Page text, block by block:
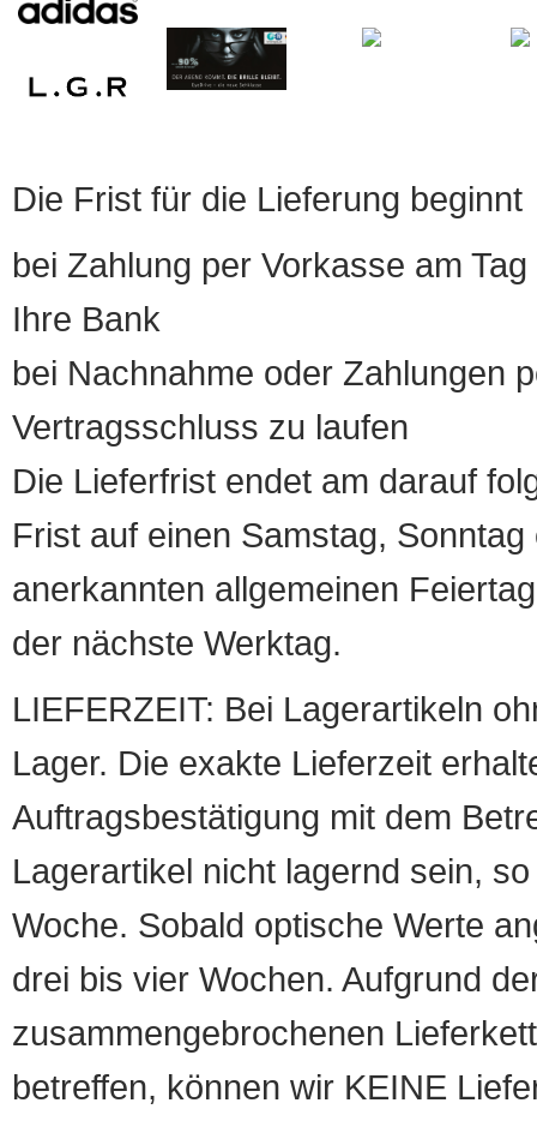
Die Frist für die Lieferung beginnt
bei Zahlung per Vorkasse am
Ihre Bank
bei Nachnahme oder Zahlungen
Vertragsschluss zu laufen
Die Lieferfrist endet am darauf
Frist auf einen Samstag,
anerkannten allgemeinen
der nächste Werktag.
LIEFERZEIT: Bei Lagerartikeln
Lager. Die exakte Lieferzeit
Auftragsbestätigung mit dem
Lagerartikel nicht lagernd sein,
Woche. Sobald optische Werte
drei bis vier Wochen. Aufgrund
zusammengebrochenen
betreffen, können wir KEINE